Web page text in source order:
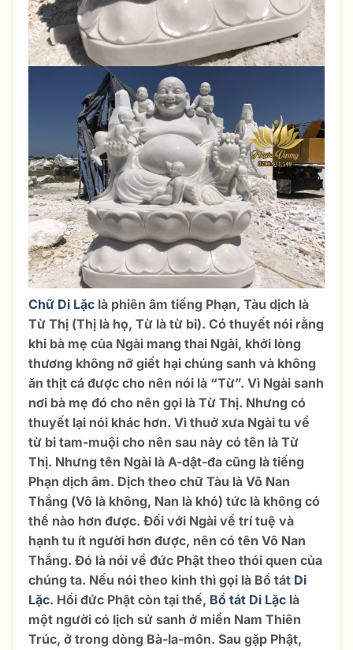
Chữ Di Lặc là phiên âm tiếng Phạn, Tàu dịch là
Từ Thị (Thị là họ, Từ là từ bi). Có thuyết nói rằng
khi bà mẹ của Ngài mang thai Ngài, khởi lòng
thương không nỡ giết hại chúng sanh và không
ăn thịt cá được cho nên nói là “Từ”. Vì Ngài sanh
nơi bà mẹ đó cho nên gọi là Từ Thị. Nhưng có
thuyết lại nói khác hơn. Vì thuở xưa Ngài tu về
từ bi tam-muội cho nên sau này có tên là Từ
Thị. Nhưng tên Ngài là A-dật-đa cũng là tiếng
Phạn dịch âm. Dịch theo chữ Tàu là Vô Nan
Thắng (Vô là không, Nan là khó) tức là không có
thể nào hơn được. Đối với Ngài về trí tuệ và
hạnh tu ít người hơn được, nên có tên Vô Nan
Thắng. Đó là nói về đức Phật theo thói quen của
chúng ta. Nếu nói theo kinh thì gọi là Bồ tát Di
Lặc. Hồi đức Phật còn tại thế, Bồ tát Di Lặc là
một người có lịch sử sanh ở miền Nam Thiên
Trúc, ở trong dòng Bà-la-môn. Sau gặp Phật,